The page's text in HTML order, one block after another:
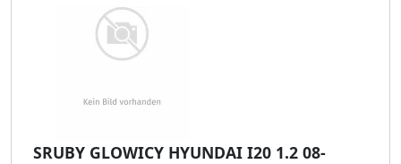
SRUBY GLOWICY HYUNDAI I20 1.2 08-